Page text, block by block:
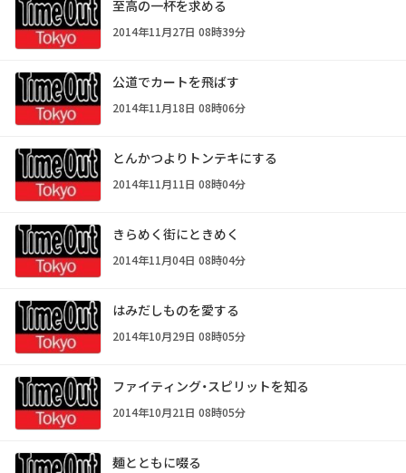
至高の一杯を求める
2014年11月27日 08時39分
公道でカートを飛ばす
2014年11月18日 08時06分
とんかつよりトンテキにする
2014年11月11日 08時04分
きらめく街にときめく
2014年11月04日 08時04分
はみだしものを愛する
2014年10月29日 08時05分
ファイティング・スピリットを知る
2014年10月21日 08時05分
麺とともに啜る